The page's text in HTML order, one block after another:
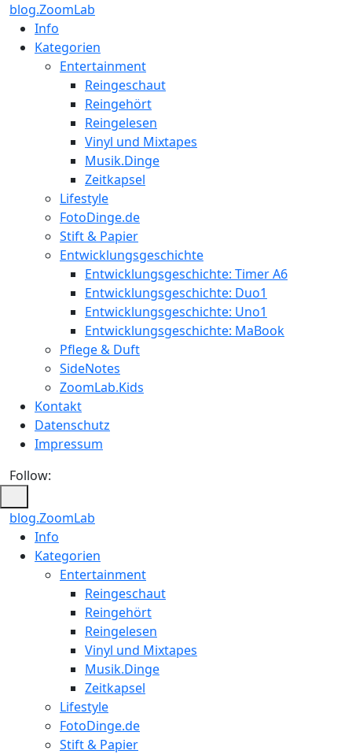
blog.ZoomLab
Info
Kategorien
Entertainment
Reingeschaut
Reingehört
Reingelesen
Vinyl und Mixtapes
Musik.Dinge
Zeitkapsel
Lifestyle
FotoDinge.de
Stift & Papier
Entwicklungsgeschichte
Entwicklungsgeschichte: Timer A6
Entwicklungsgeschichte: Duo1
Entwicklungsgeschichte: Uno1
Entwicklungsgeschichte: MaBook
Pflege & Duft
SideNotes
ZoomLab.Kids
Kontakt
Datenschutz
Impressum
Follow:
blog.ZoomLab
ZoomLab
//
Info
Kategorien
Entertainment
Reingeschaut
Reingehört
Reingelesen
Vinyl und Mixtapes
Musik.Dinge
Zeitkapsel
Lifestyle
FotoDinge.de
Stift & Papier